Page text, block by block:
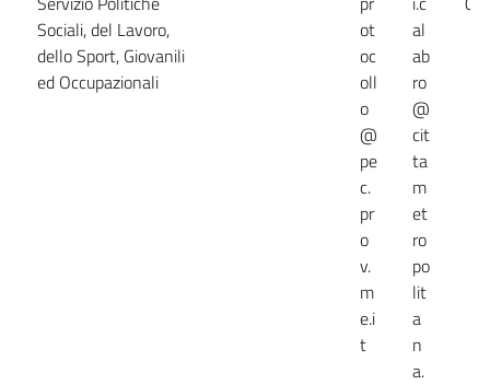
Sociali, del Lavoro,
dello Sport, Giovanili
ed Occupazionali
ot
oc
oll
o
@
pe
c.
pr
o
v.
m
e.i
t
al
ab
ro
@
cit
ta
m
et
ro
po
lit
a
n
a.